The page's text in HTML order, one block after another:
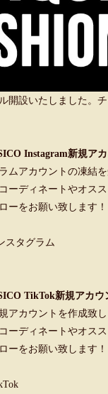
開設いたしました。
Instagram新規ア
ムアカウントの凍結
ーディネートやオス
ーをお願い致します！
スタグラム
TikTok新規アカウ
アカウントを作成致し
ーディネートやオス
ーをお願い致します！